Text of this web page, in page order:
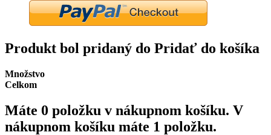
Produkt bol pridaný do Pridať do košíka
Množstvo
Celkom
Máte 0 položku v nákupnom košíku. V
nákupnom košíku máte 1 položku.